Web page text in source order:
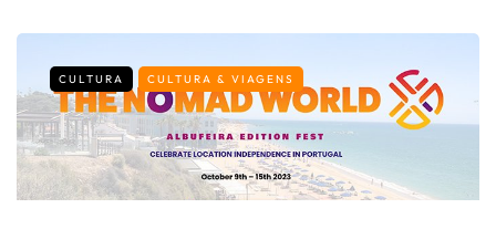
CULTURA CULTURA & VIAGENS